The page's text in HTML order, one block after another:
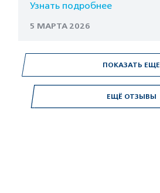
ЕЩЁ ОТЗЫВЫ
Узнать подробнее
5 МАРТА 2026
ПОКАЗАТЬ ЕЩЕ